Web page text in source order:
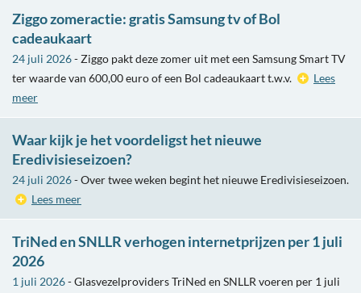
Ziggo zomeractie: gratis Samsung tv of Bol
cadeaukaart
24 juli 2026- Ziggo pakt deze zomer uit met een Samsung Smart TV
ter waarde van 600,00 euro of een Bol cadeaukaart t.w.v.
Lees
meer
Waar kijk je het voordeligst het nieuwe
Eredivisieseizoen?
24 juli 2026- Over twee weken begint het nieuwe Eredivisieseizoen.
Lees meer
TriNed en SNLLR verhogen internetprijzen per 1 juli
2026
1 juli 2026- Glasvezelproviders TriNed en SNLLR voeren per 1 juli